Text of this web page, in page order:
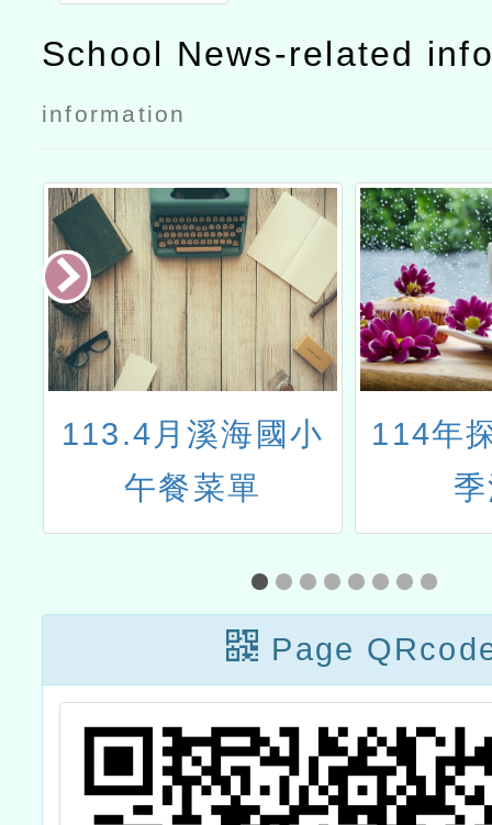
School News-related
information
溪海國小
114年探索北橫
Page